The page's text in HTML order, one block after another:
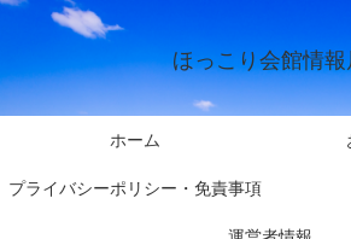
ほっこり会館情報
ホーム
プライバシーポリシー・免責事項